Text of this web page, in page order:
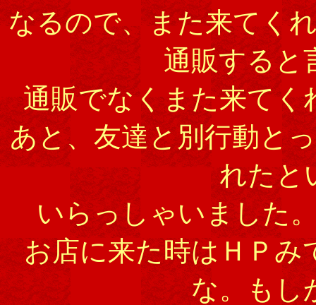
なるので、また来てく
通販すると
通販でなくまた来てく
あと、友達と別行動と
れたと
いらっしゃいました
お店に来た時はＨＰみ
な。もし